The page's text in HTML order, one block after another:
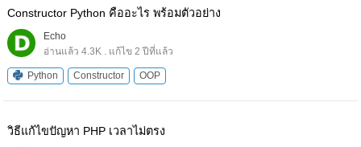
Constructor Python คืออะไร พร้อมตัวอย่าง
Echo
อ่านแล้ว 4.3K . แก้ไข 2 ปีที่แล้ว
Python Constructor OOP
วิธีแก้ไขปัญหา PHP เวลาไม่ตรง